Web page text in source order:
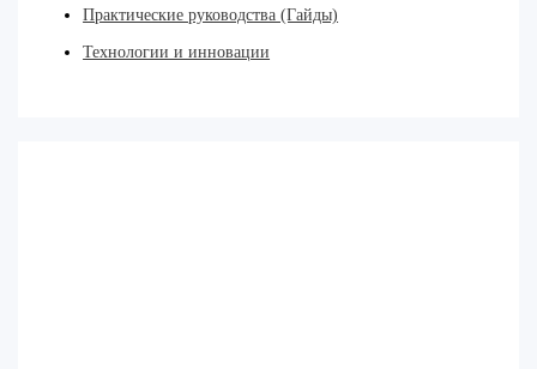
Практические руководства (Гайды)
Технологии и инновации